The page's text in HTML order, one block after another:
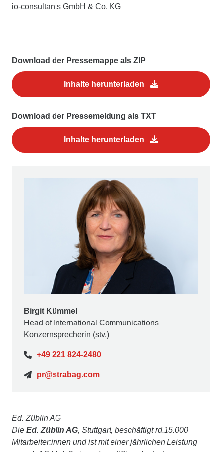
io‑consultants GmbH & Co. KG
Download der Pressemappe als ZIP
Inhalte herunterladen
Download der Pressemeldung als TXT
Inhalte herunterladen
Birgit Kümmel
Head of International Communications
Konzernsprecherin (stv.)
+49 221 824-2480
pr@strabag.com
Ed. Züblin AG
Die Ed. Züblin AG, Stuttgart, beschäftigt rd.15.000
Mitarbeiter:innen und ist mit einer jährlichen Leistung